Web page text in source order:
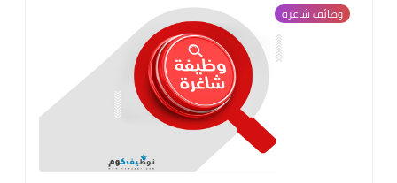
وظائف شاغرة